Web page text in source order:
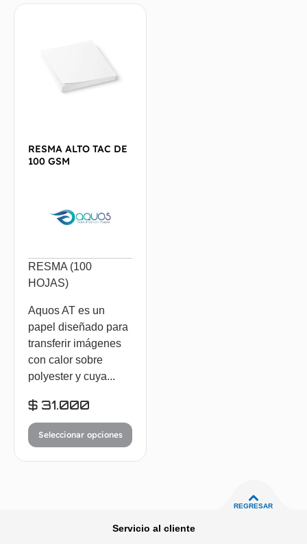
RESMA ALTO TAC DE
100 GSM
RESMA (100
HOJAS)
Aquos AT es un
papel diseñado para
transferir imágenes
con calor sobre
polyester y cuya...
$ 31.000
Seleccionar opciones
REGRESAR
Servicio al cliente